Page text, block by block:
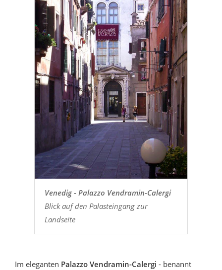
Venedig - Palazzo Vendramin-Calergi
Blick auf den Palasteingang zur
Landseite
Im eleganten Palazzo Vendramin-Calergi - benannt